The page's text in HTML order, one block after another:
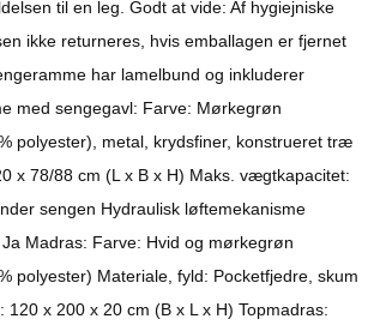
til en leg. Godt at vide: Af hygiejniske
ikke returneres, hvis emballagen er fjernet
har lamelbund og inkluderer
med sengegavl: Farve: Mørkegrøn
polyester), metal, krydsfiner, konstrueret træ
x 78/88 cm (L x B x H) Maks. vægtkapacitet:
sengen Hydraulisk løftemekanisme
Madras: Farve: Hvid og mørkegrøn
polyester) Materiale, fyld: Pocketfjedre, skum
120 x 200 x 20 cm (B x L x H) Topmadras: